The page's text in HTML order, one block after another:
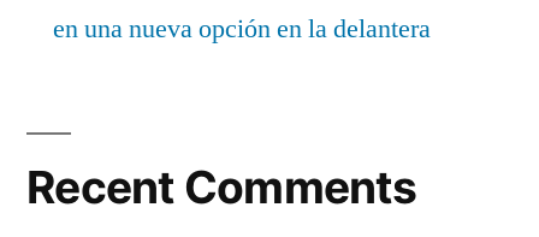
en una nueva opción en la delantera
Recent Comments